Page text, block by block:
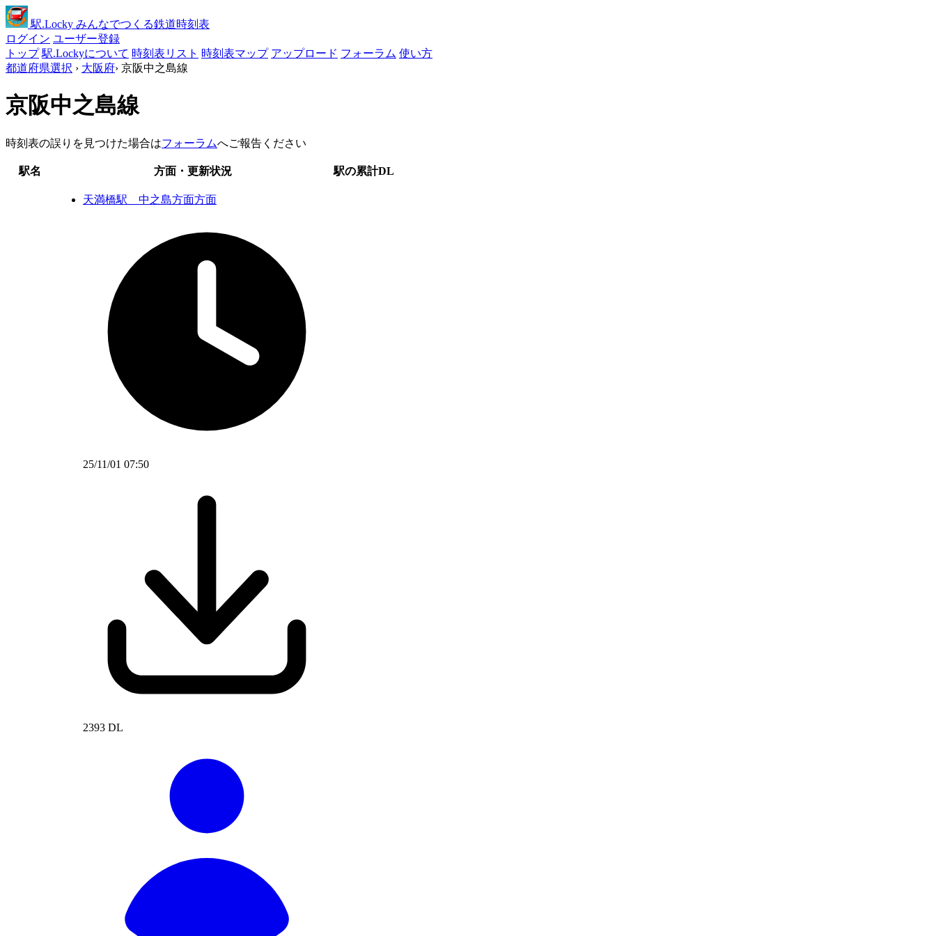
駅.Locky みんなでつくる鉄道時刻表
ログイン ユーザー登録
トップ 駅.Lockyについて 時刻表リスト 時刻表マップ アップロード フォーラム 使い方
都道府県選択 › 大阪府› 京阪中之島線
京阪中之島線
時刻表の誤りを見つけた場合はフォーラムへご報告ください
駅名 方面・更新状況 駅の累計DL
天満橋駅 中之島方面方面
25/11/01 07:50
2393 DL